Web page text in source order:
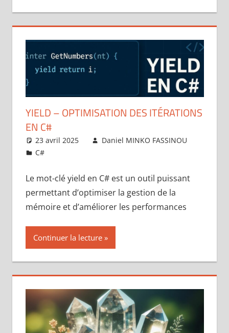
YIELD – OPTIMISATION DES ITÉRATIONS
EN C#
23 avril 2025
Daniel MINKO FASSINOU
C#
Le mot-clé yield en C# est un outil puissant
permettant d’optimiser la gestion de la
mémoire et d’améliorer les performances
Continuer la lecture